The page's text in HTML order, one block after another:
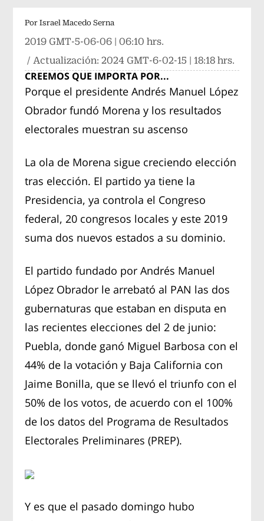
Por Israel Macedo Serna
2019 GMT-5-06-06 | 06:10 hrs.
/ Actualización:2024 GMT-6-02-15 | 18:18 hrs.
CREEMOS QUE IMPORTA POR...
Porque el presidente Andrés Manuel López
Obrador fundó Morena y los resultados
electorales muestran su ascenso
La ola de Morena sigue creciendo elección
tras elección. El partido ya tiene la
Presidencia, ya controla el Congreso
federal, 20 congresos locales y este 2019
suma dos nuevos estados a su dominio.
El partido fundado por Andrés Manuel
López Obrador le arrebató al PAN las dos
gubernaturas que estaban en disputa en
las recientes elecciones del 2 de junio:
Puebla, donde ganó Miguel Barbosa con el
44% de la votación y Baja California con
Jaime Bonilla, que se llevó el triunfo con el
50% de los votos, de acuerdo con el 100%
de los datos del Programa de Resultados
Electorales Preliminares (PREP).
Y es que el pasado domingo hubo